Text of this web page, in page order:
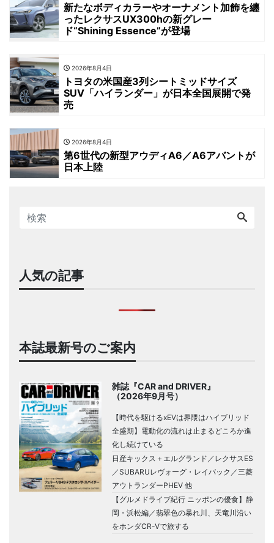
新たなボディカラーやオーナメント加飾を纏
ったレクサスUX300hの新グレー
ド“Shining Essence”が登場
2026年8月4日
トヨタの米国産3列シートミッドサイズ
SUV「ハイランダー」が日本全国展開で発
売
2026年8月4日
第6世代の新型アウディA6／A6アバントが
日本上陸
人気の記事
本誌最新号のご案内
雑誌『CAR and DRIVER』
（2026年9月号）
【時代を駆けるxEVは界隈はハイブリッド
全盛期】電動化の流れは止まるどころか進
化し続けている
日産キックス＋エルグランド／レクサスES
／SUBARUレヴォーグ・レイバック／三菱
アウトランダーPHEV 他
【グルメドライブ紀行 ニッポンの優食】静
岡・浜松編／翡翠色の暴れ川、天竜川沿い
をホンダCR-Vで旅する